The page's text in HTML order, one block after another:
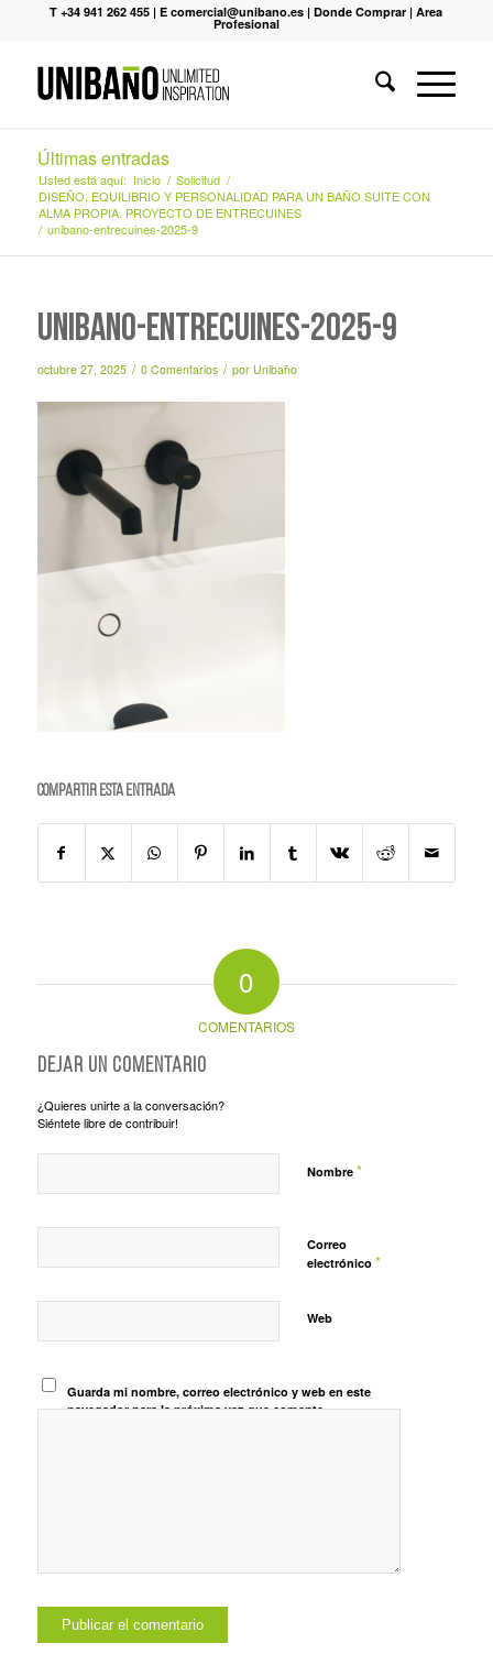
T +34 941 262 455 |E comercial@unibano.es |Donde Comprar |Area
Profesional
Últimas entradas
Usted está aquí: Inicio / Solicitud /
DISEÑO, EQUILIBRIO Y PERSONALIDAD PARA UN BAÑO SUITE CON
ALMA PROPIA. PROYECTO DE ENTRECUINES
/ unibano-entrecuines-2025-9
unibano-entrecuines-2025-9
octubre 27, 2025 / 0 Comentarios / por Unibaño
Compartir esta entrada
0
COMENTARIOS
Dejar un comentario
¿Quieres unirte a la conversación?
Siéntete libre de contribuir!
Nombre *
Correo
electrónico *
Web
Guarda mi nombre, correo electrónico y web en este
navegador para la próxima vez que comente.